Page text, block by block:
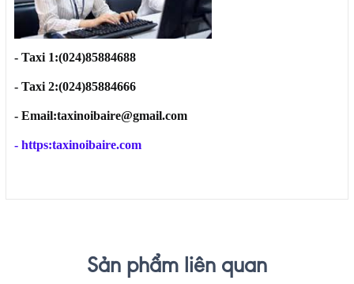
- Taxi 1:(024)85884688
- Taxi 2:(024)85884666
- Email:taxinoibaire@gmail.com
- https:taxinoibaire.com
Sản phẩm liên quan